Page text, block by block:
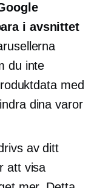
i avsnittet
du inte
med
dina varor
av ditt
att visa